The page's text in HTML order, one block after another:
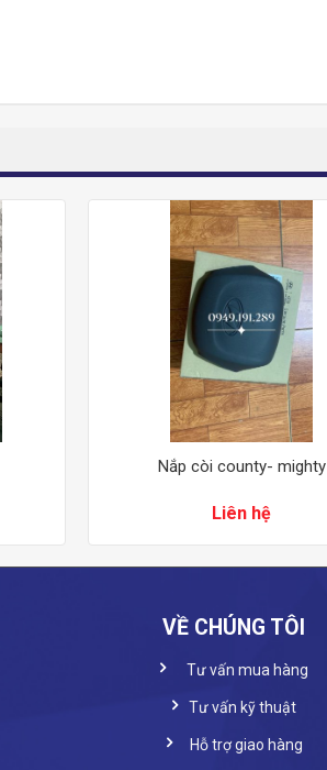
Nắp còi county- mighty
Liên hệ
VỀ CHÚNG TÔI
Tư vấn mua hàng
Tư vấn kỹ thuật
Hỗ trợ giao hàng